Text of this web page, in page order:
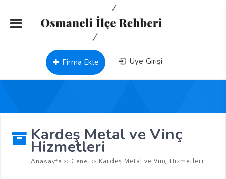
Üye Girişi
Firma Ekle
Kardeş Metal ve Vinç
Hizmetleri
Anasayfa ›› Genel ›› Kardeş Metal ve Vinç Hizmetleri